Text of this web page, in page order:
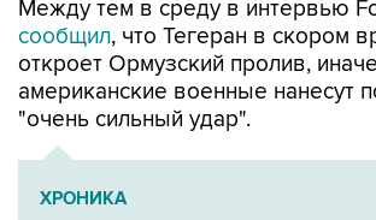
Между тем в среду в интервью
сообщил, что Тегеран в скором
откроет Ормузский пролив, иначе
американские военные нанесут
"очень сильный удар".
ХРОНИКА